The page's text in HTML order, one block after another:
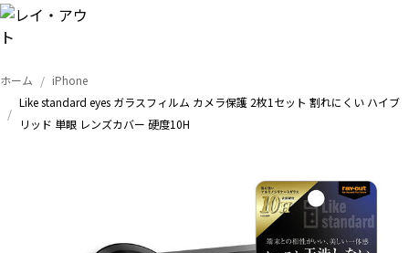
ホーム
iPhone
Like standard eyes ガラスフィルム カメラ保護 2枚1セット 割れにくい ハイブ
リッド 単眼 レンズカバー 硬度10H